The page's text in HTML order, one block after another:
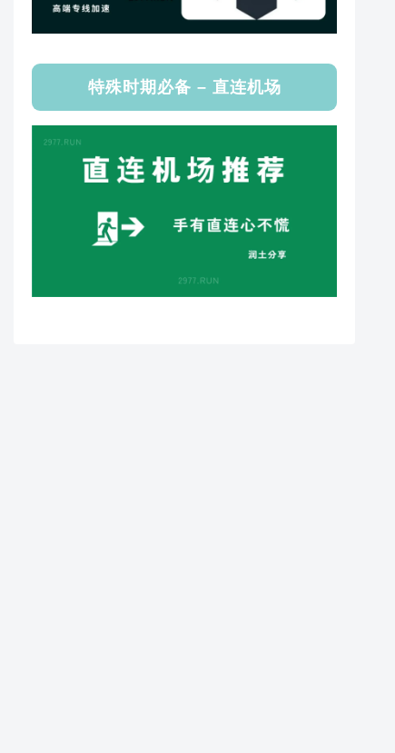
特殊时期必备 – 直连机场